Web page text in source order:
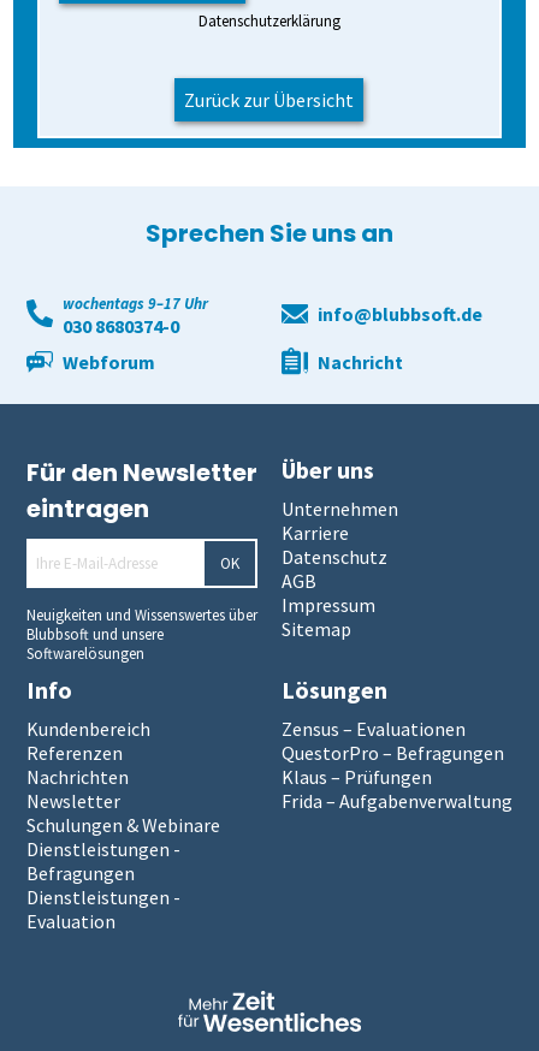
Datenschutzerklärung
Zurück zur Übersicht
Sprechen Sie uns an
wochentags 9–17 Uhr
030 8680374-0
info@blubbsoft.de
Webforum
Nachricht
Für den Newsletter
eintragen
OK
Neuigkeiten und Wissenswertes über
Blubbsoft und unsere
Softwarelösungen
Über uns
Unternehmen
Karriere
Datenschutz
AGB
Impressum
Sitemap
Info
Kundenbereich
Referenzen
Nachrichten
Newsletter
Schulungen & Webinare
Dienstleistungen -
Befragungen
Dienstleistungen -
Evaluation
Lösungen
Zensus – Evaluationen
QuestorPro – Befragungen
Klaus – Prüfungen
Frida – Aufgabenverwaltung